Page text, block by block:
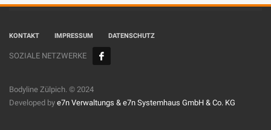
KONTAKT IMPRESSUM DATENSCHUTZ
SOZIALE NETZWERKE
Bodyline Zülpich. © 2024
Developed by e7n Verwaltungs & e7n Systemhaus GmbH & Co. KG